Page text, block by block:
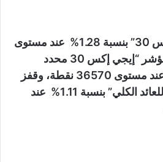
وارتفع مؤشر “إيجي إكس 30” بنسبة 1.28% عند مستوى
29769 نقطة، وصعد مؤشر “إيجي إكس 30 محدد
الأوزان” بنسبة 1.31% عند مستوى 36570 نقطة، وقفز
مؤشر “إيجي إكس 30 للعائد الكلي” بنسبة 1.11% عند